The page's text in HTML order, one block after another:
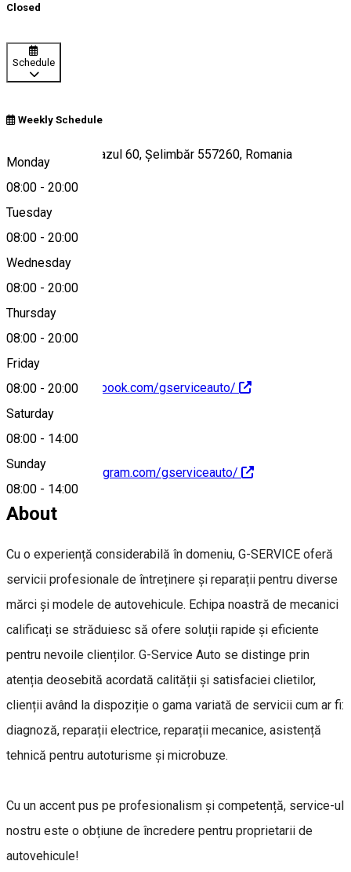
Closed
Schedule
Weekly Schedule
Monday
08:00 - 20:00
Tuesday
08:00 - 20:00
Wednesday
08:00 - 20:00
Thursday
08:00 - 20:00
Friday
08:00 - 20:00
Saturday
08:00 - 14:00
Sunday
08:00 - 14:00
Strada Mihai Viteazul 60, Șelimbăr 557260, Romania
Map
https://www.facebook.com/gserviceauto/
https://www.instagram.com/gserviceauto/
About
Cu o experiență considerabilă în domeniu, G-SERVICE oferă
servicii profesionale de întreținere și reparații pentru diverse
mărci și modele de autovehicule. Echipa noastră de mecanici
calificați se străduiesc să ofere soluții rapide și eficiente
pentru nevoile clienților. G-Service Auto se distinge prin
atenția deosebită acordată calității și satisfaciei clietilor,
clienții având la dispoziție o gama variată de servicii cum ar fi:
diagnoză, reparații electrice, reparații mecanice, asistență
tehnică pentru autoturisme și microbuze.
Cu un accent pus pe profesionalism și competență, service-ul
nostru este o obțiune de încredere pentru proprietarii de
autovehicule!